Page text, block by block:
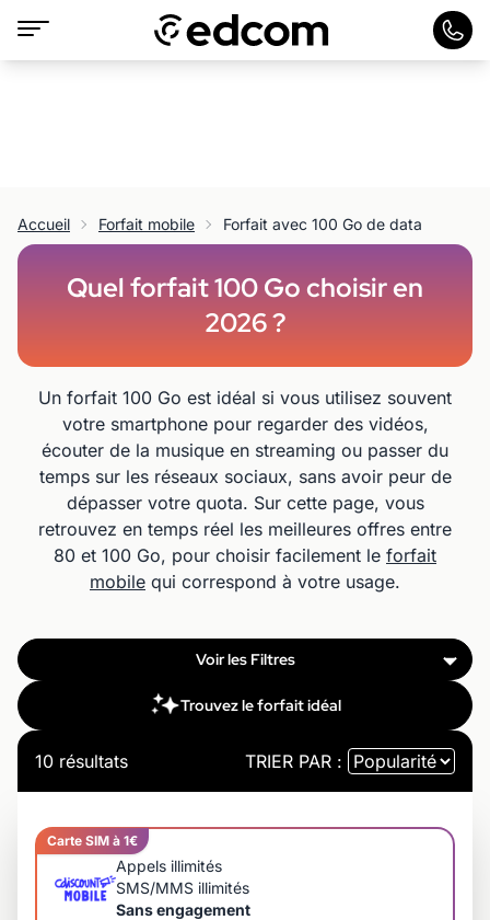
Accueil Forfait mobile Forfait avec 100 Go de data
Quel forfait 100 Go choisir en
2026 ?
Un forfait 100 Go est idéal si vous utilisez souvent
votre smartphone pour regarder des vidéos,
écouter de la musique en streaming ou passer du
temps sur les réseaux sociaux, sans avoir peur de
dépasser votre quota. Sur cette page, vous
retrouvez en temps réel les meilleures offres entre
80 et 100 Go, pour choisir facilement le forfait
mobile qui correspond à votre usage.
Voir les Filtres
Trouvez le forfait idéal
10 résultats TRIER PAR :
Carte SIM à 1€
Appels illimités
SMS/MMS illimités
Sans engagement